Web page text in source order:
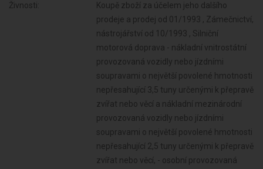
Živnosti:
Koupě zboží za účelem jeho dalšího
prodeje a prodej od 01/1993 , Zámečnictví,
nástrojářství od 10/1993 , Silniční
motorová doprava - nákladní vnitrostátní
provozovaná vozidly nebo jízdními
soupravami o největší povolené hmotnosti
nepřesahující 3,5 tuny určenými k přepravě
zvířat nebo věcí a nákladní mezinárodní
provozovaná vozidly nebo jízdními
soupravami o největší povolené hmotnosti
nepřesahující 2,5 tuny určenými k přepravě
zvířat nebo věcí, - osobní provozovaná